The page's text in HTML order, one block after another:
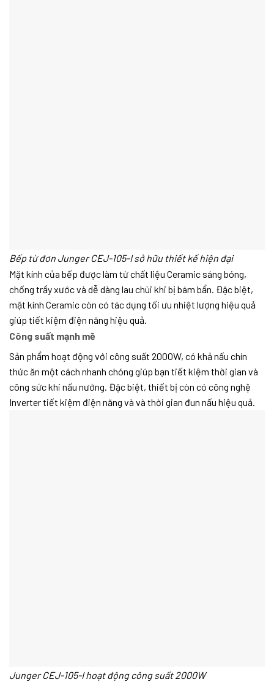
Bếp từ đơn Junger CEJ-105-I sở hữu thiết kế hiện đại
Mặt kính của bếp được làm từ chất liệu Ceramic sáng bóng,
chống trầy xước và dễ dàng lau chùi khi bị bám bẩn. Đặc biệt,
mặt kính Ceramic còn có tác dụng tối ưu nhiệt lượng hiệu quả
giúp tiết kiệm điện năng hiệu quả.
Công suất mạnh mẽ
Sản phẩm hoạt động với công suất 2000W, có khả nấu chín
thức ăn một cách nhanh chóng giúp bạn tiết kiệm thời gian và
công sức khi nấu nướng. Đặc biệt, thiết bị còn có công nghệ
Inverter tiết kiệm điện năng và và thời gian đun nấu hiệu quả.
Junger CEJ-105-I hoạt động công suất 2000W